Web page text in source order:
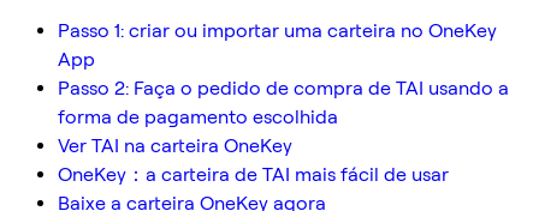
Passo 1: criar ou importar uma carteira no OneKey
App
Passo 2: Faça o pedido de compra de TAI usando a
forma de pagamento escolhida
Ver TAI na carteira OneKey
OneKey：a carteira de TAI mais fácil de usar
Baixe a carteira OneKey agora